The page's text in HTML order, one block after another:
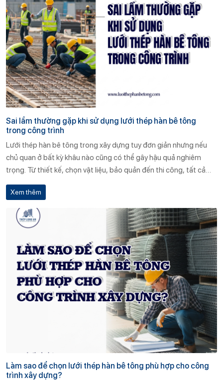
Sai lầm thường gặp khi sử dụng lưới thép hàn bê tông
trong công trình
Lưới thép hàn bê tông trong xây dựng tuy đơn giản nhưng nếu
chủ quan ở bất kỳ khâu nào cũng có thể gây hậu quả nghiêm
trọng. Từ thiết kế, chọn vật liệu, bảo quản đến thi công, tất cả
đều cần được thực hiện đúng kỹ thuật, có kiểm tra giám sát
nghiêm ngặt và phối hợp tốt giữa các bộ phận liên quan.
Xem thêm
Làm sao để chọn lưới thép hàn bê tông phù hợp cho công
trình xây dựng?